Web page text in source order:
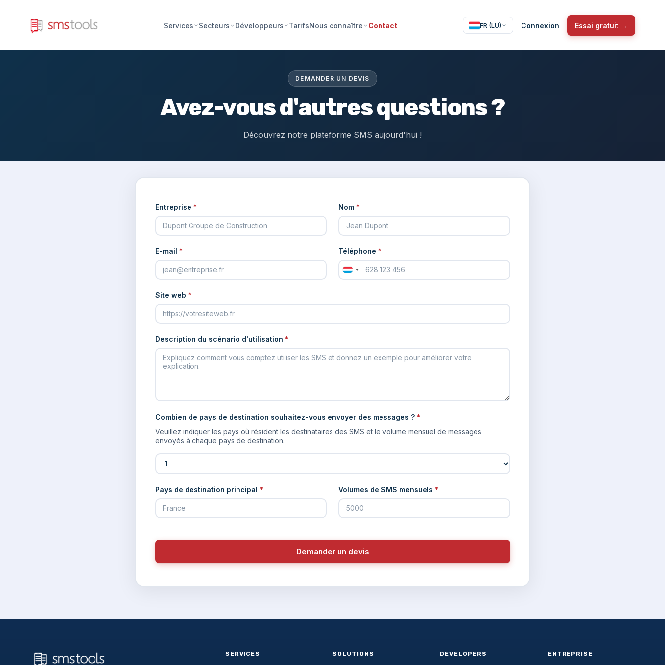
Services Secteurs Développeurs TarifsNous connaître Contact FR (LU) Connexion Essai gratuit →
DEMANDER UN DEVIS
Avez-vous d'autres questions ?
Découvrez notre plateforme SMS aujourd'hui !
Entreprise * Nom *
E-mail * Téléphone *
Site web *
Description du scénario d'utilisation *
Combien de pays de destination souhaitez-vous envoyer des messages ? *
Veuillez indiquer les pays où résident les destinataires des SMS et le volume mensuel de messages
envoyés à chaque pays de destination.
Pays de destination principal * Volumes de SMS mensuels *
Demander un devis
SERVICES SOLUTIONS DEVELOPERS ENTREPRISE